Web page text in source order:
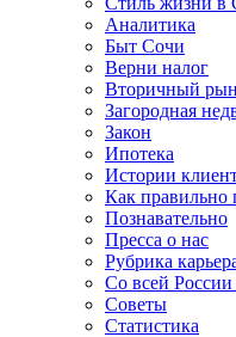
Аналитика
Быт Сочи
Верни налог
Вторичный
Загородная
Закон
Ипотека
Истории
Как правильно
Познавательно
Пресса о нас
Рубрика
Со всей
Советы
Статистика